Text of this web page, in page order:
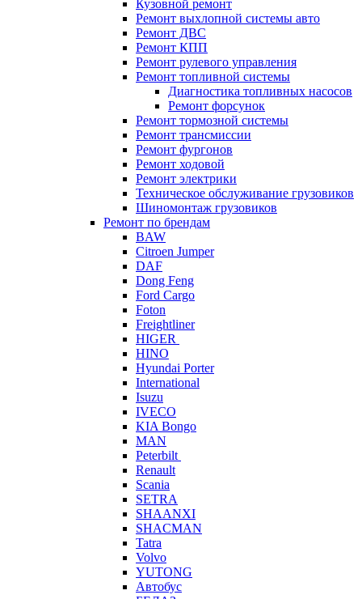
Кузовной ремонт
Ремонт выхлопной системы авто
Ремонт ДВС
Ремонт КПП
Ремонт рулевого управления
Ремонт топливной системы
Диагностика топливных насосов
Ремонт форсунок
Ремонт тормозной системы
Ремонт трансмиссии
Ремонт фургонов
Ремонт ходовой
Ремонт электрики
Техническое обслуживание грузовиков
Шиномонтаж грузовиков
Ремонт по брендам
BAW
Citroen Jumper
DAF
Dong Feng
Ford Cargo
Foton
Freightliner
HIGER
HINO
Hyundai Porter
International
Isuzu
IVECO
KIA Bongo
MAN
Peterbilt
Renault
Scania
SETRA
SHAANXI
SHACMAN
Tatra
Volvo
YUTONG
Автобус